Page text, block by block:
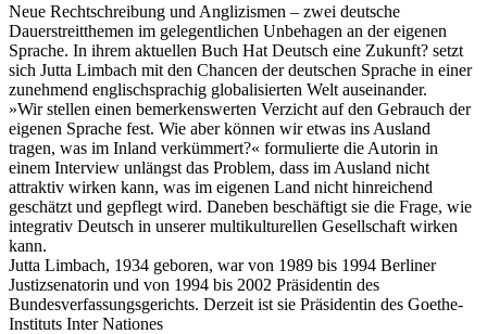
Neue Rechtschreibung und Anglizismen – zwei deutsche
Dauerstreitthemen im gelegentlichen Unbehagen an der eigenen
Sprache. In ihrem aktuellen Buch Hat Deutsch eine Zukunft? setzt
sich Jutta Limbach mit den Chancen der deutschen Sprache in einer
zunehmend englischsprachig globalisierten Welt auseinander.
»Wir stellen einen bemerkenswerten Verzicht auf den Gebrauch der
eigenen Sprache fest. Wie aber können wir etwas ins Ausland
tragen, was im Inland verkümmert?« formulierte die Autorin in
einem Interview unlängst das Problem, dass im Ausland nicht
attraktiv wirken kann, was im eigenen Land nicht hinreichend
geschätzt und gepflegt wird. Daneben beschäftigt sie die Frage, wie
integrativ Deutsch in unserer multikulturellen Gesellschaft wirken
kann.
Jutta Limbach, 1934 geboren, war von 1989 bis 1994 Berliner
Justizsenatorin und von 1994 bis 2002 Präsidentin des
Bundesverfassungsgerichts. Derzeit ist sie Präsidentin des Goethe-
Instituts Inter Nationes